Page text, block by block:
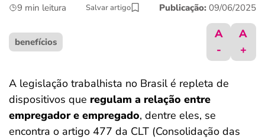
benefícios
crédito fácil
ferramentas
9 min leitura Salvar artigo Publicação: 09/06/2025
benefícios
A
-
A
+
A legislação trabalhista no Brasil é repleta de
dispositivos que regulam a relação entre
empregador e empregado, dentre eles, se
encontra o artigo 477 da CLT (Consolidação das